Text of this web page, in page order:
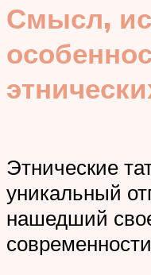
Смысл,
Этнические
уникальный
нашедший
современности